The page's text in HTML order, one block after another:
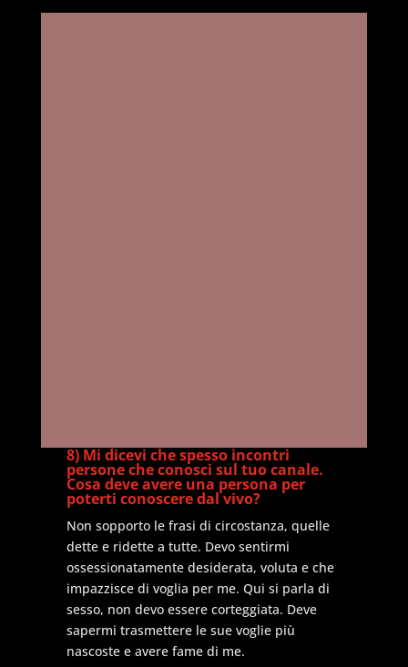
8) Mi dicevi che spesso incontri
persone che conosci sul tuo canale.
Cosa deve avere una persona per
poterti conoscere dal vivo?
Non sopporto le frasi di circostanza, quelle
dette e ridette a tutte. Devo sentirmi
ossessionatamente desiderata, voluta e che
impazzisce di voglia per me. Qui si parla di
sesso, non devo essere corteggiata. Deve
sapermi trasmettere le sue voglie più
nascoste e avere fame di me.